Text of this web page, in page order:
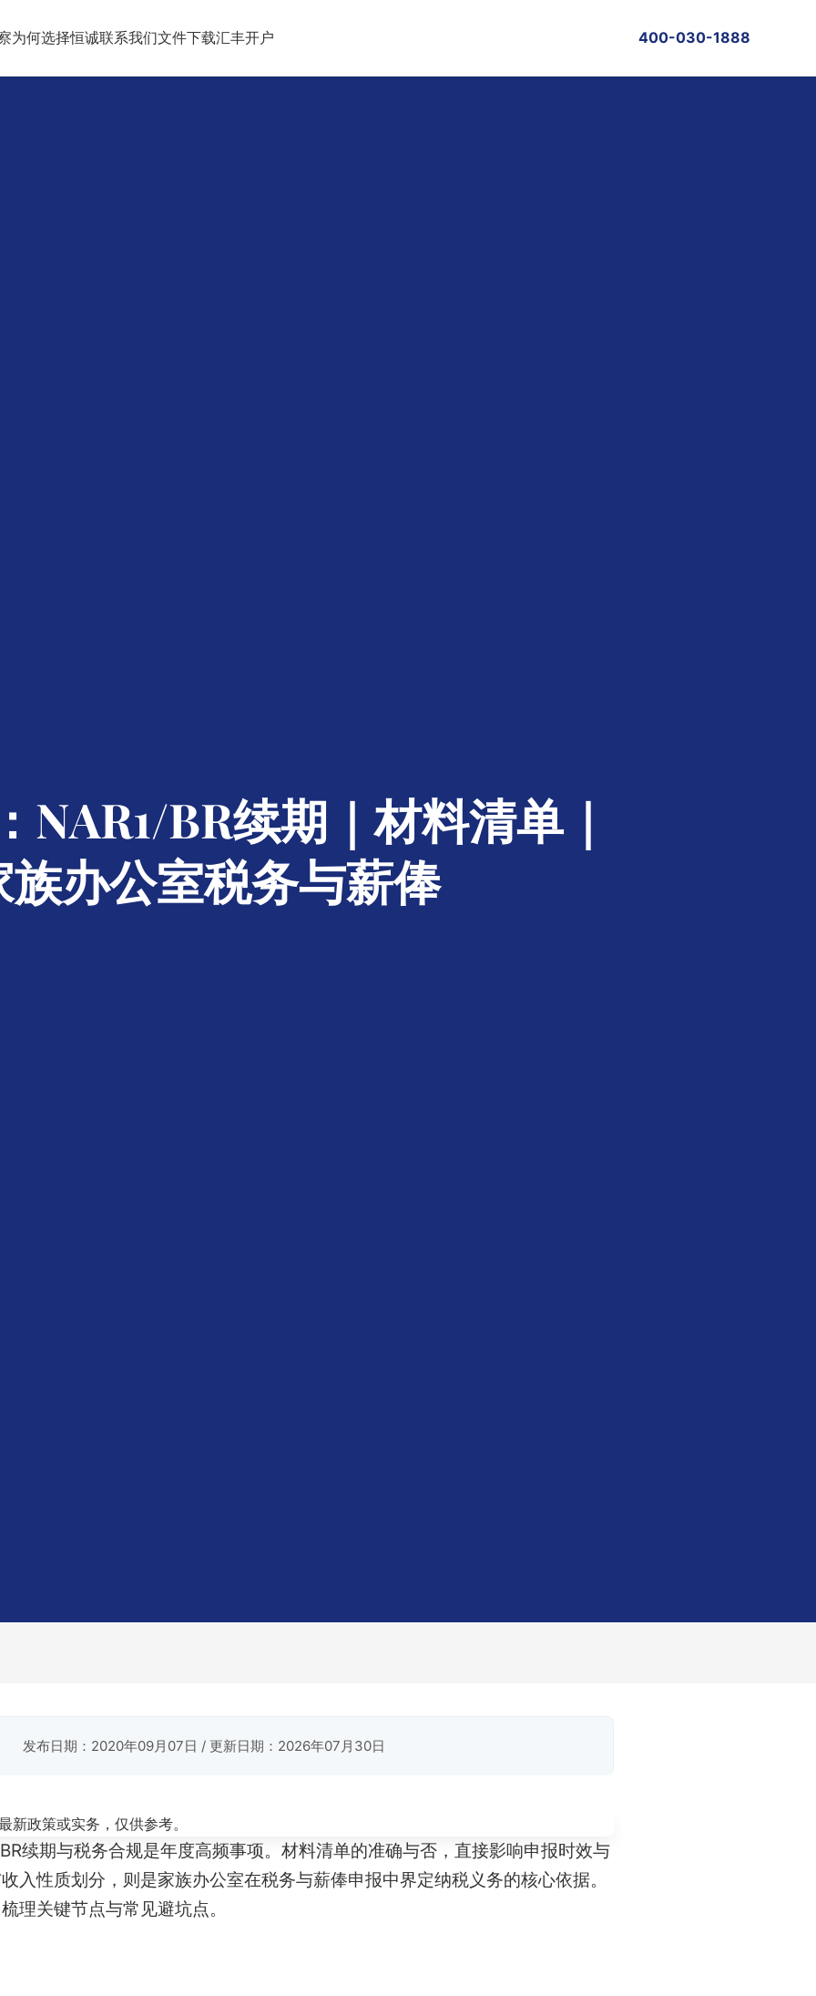
为何选择恒诚联系我们文件下载汇丰开户 400-030-1888
NAR1/BR续期｜材料清单｜
族办公室税务与薪俸
发布日期：2020年09月07日 / 更新日期：2026年07月30日
新政策或实务，仅供参考。
续期与税务合规是年度高频事项。材料清单的准确与否，直接影响申报时效与
入性质划分，则是家族办公室在税务与薪俸申报中界定纳税义务的核心依据。
理关键节点与常见避坑点。